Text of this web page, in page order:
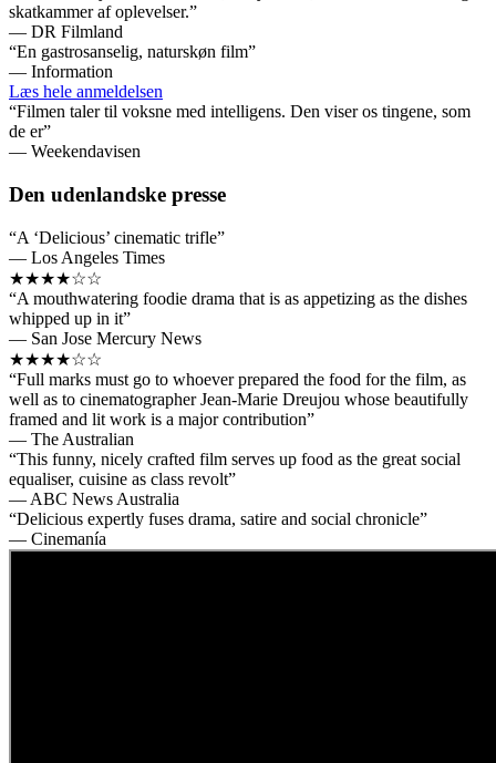
skatkammer af oplevelser.”
— DR Filmland
“En gastrosanselig, naturskøn film”
— Information
Læs hele anmeldelsen
“Filmen taler til voksne med intelligens. Den viser os tingene, som
de er”
— Weekendavisen
Den udenlandske presse
“A ‘Delicious’ cinematic trifle”
— Los Angeles Times
★★★★☆☆
“A mouthwatering foodie drama that is as appetizing as the dishes
whipped up in it”
— San Jose Mercury News
★★★★☆☆
“Full marks must go to whoever prepared the food for the film, as
well as to cinematographer Jean-Marie Dreujou whose beautifully
framed and lit work is a major contribution”
— The Australian
“This funny, nicely crafted film serves up food as the great social
equaliser, cuisine as class revolt”
— ABC News Australia
“Delicious expertly fuses drama, satire and social chronicle”
— Cinemanía